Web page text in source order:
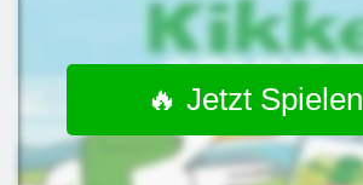
🔥 Jetzt Spielen